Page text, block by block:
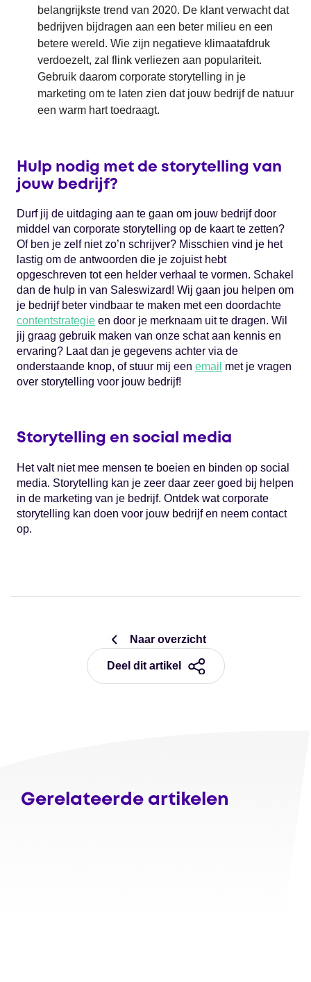
belangrijkste trend van 2020. De klant verwacht dat
bedrijven bijdragen aan een beter milieu en een
betere wereld. Wie zijn negatieve klimaatafdruk
verdoezelt, zal flink verliezen aan populariteit.
Gebruik daarom corporate storytelling in je
marketing om te laten zien dat jouw bedrijf de natuur
een warm hart toedraagt.
Hulp nodig met de storytelling van
jouw bedrijf?
Durf jij de uitdaging aan te gaan om jouw bedrijf door
middel van corporate storytelling op de kaart te zetten?
Of ben je zelf niet zo’n schrijver? Misschien vind je het
lastig om de antwoorden die je zojuist hebt
opgeschreven tot een helder verhaal te vormen. Schakel
dan de hulp in van Saleswizard! Wij gaan jou helpen om
je bedrijf beter vindbaar te maken met een doordachte
contentstrategie en door je merknaam uit te dragen. Wil
jij graag gebruik maken van onze schat aan kennis en
ervaring? Laat dan je gegevens achter via de
onderstaande knop, of stuur mij een email met je vragen
over storytelling voor jouw bedrijf!
Storytelling en social media
Het valt niet mee mensen te boeien en binden op social
media. Storytelling kan je zeer daar zeer goed bij helpen
in de marketing van je bedrijf. Ontdek wat corporate
storytelling kan doen voor jouw bedrijf en neem contact
op.
Naar overzicht
Deel dit artikel
Gerelateerde artikelen